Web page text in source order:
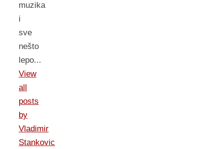
muzika
i
sve
nešto
lepo...
View
all
posts
by
Vladimir
Stankovic